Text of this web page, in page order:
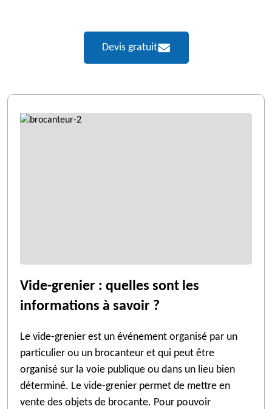
Devis gratuit
Vide-grenier : quelles sont les
informations à savoir ?
Le vide-grenier est un événement organisé par un
particulier ou un brocanteur et qui peut être
organisé sur la voie publique ou dans un lieu bien
déterminé. Le vide-grenier permet de mettre en
vente des objets de brocante. Pour pouvoir